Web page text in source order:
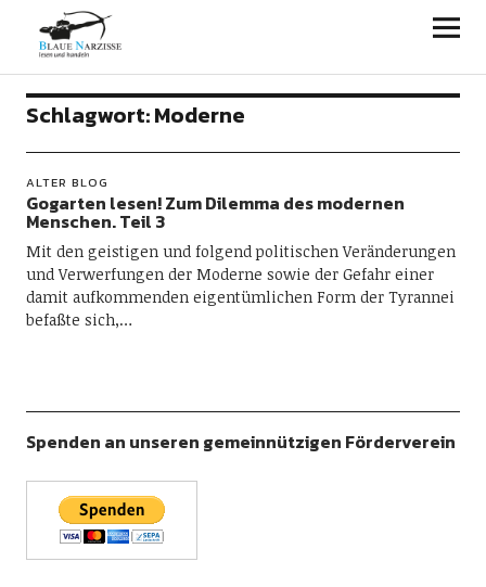
Blaue Narzisse
Schlagwort:Moderne
ALTER BLOG
Gogarten lesen! Zum Dilemma des modernen
Menschen. Teil 3
Mit den geistigen und folgend politischen Veränderungen
und Verwerfungen der Moderne sowie der Gefahr einer
damit aufkommenden eigentümlichen Form der Tyrannei
befaßte sich,…
Spenden an unseren gemeinnützigen Förderverein